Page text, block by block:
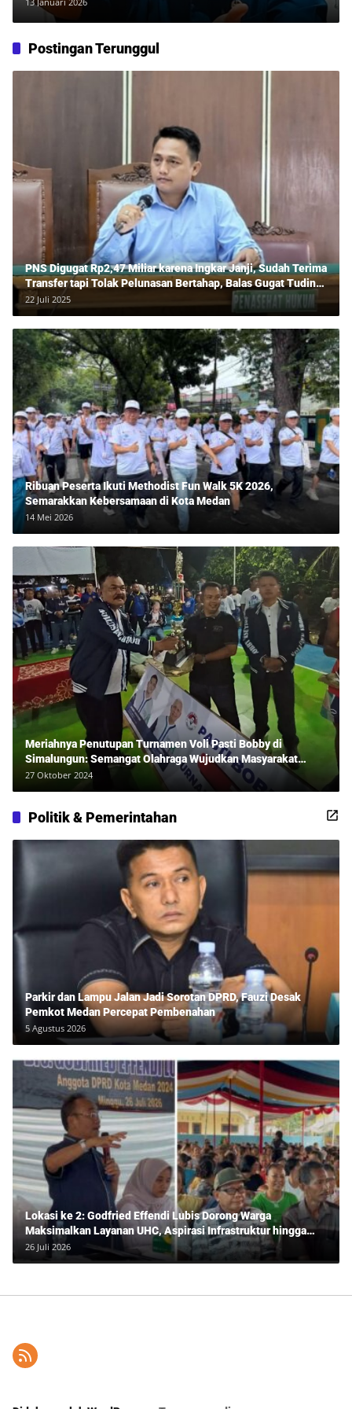
Postingan Terunggul
PNS Digugat Rp2,47 Miliar karena Ingkar Janji, Sudah Terima
Transfer tapi Tolak Pelunasan Bertahap, Balas Gugat Tuding
Lawan Tipu Rp850 Juta
22 Juli 2025
Ribuan Peserta Ikuti Methodist Fun Walk 5K 2026,
Semarakkan Kebersamaan di Kota Medan
14 Mei 2026
Meriahnya Penutupan Turnamen Voli Pasti Bobby di
Simalungun: Semangat Olahraga Wujudkan Masyarakat
Sehat Bersama Erwan Rozadi dan Ribuan Penonton!
27 Oktober 2024
Politik & Pemerintahan
Parkir dan Lampu Jalan Jadi Sorotan DPRD, Fauzi Desak
Pemkot Medan Percepat Pembenahan
5 Agustus 2026
Lokasi ke 2: Godfried Effendi Lubis Dorong Warga
Maksimalkan Layanan UHC, Aspirasi Infrastruktur hingga
Pendidikan Mengemuka dalam Reses Medan Amplas
26 Juli 2026